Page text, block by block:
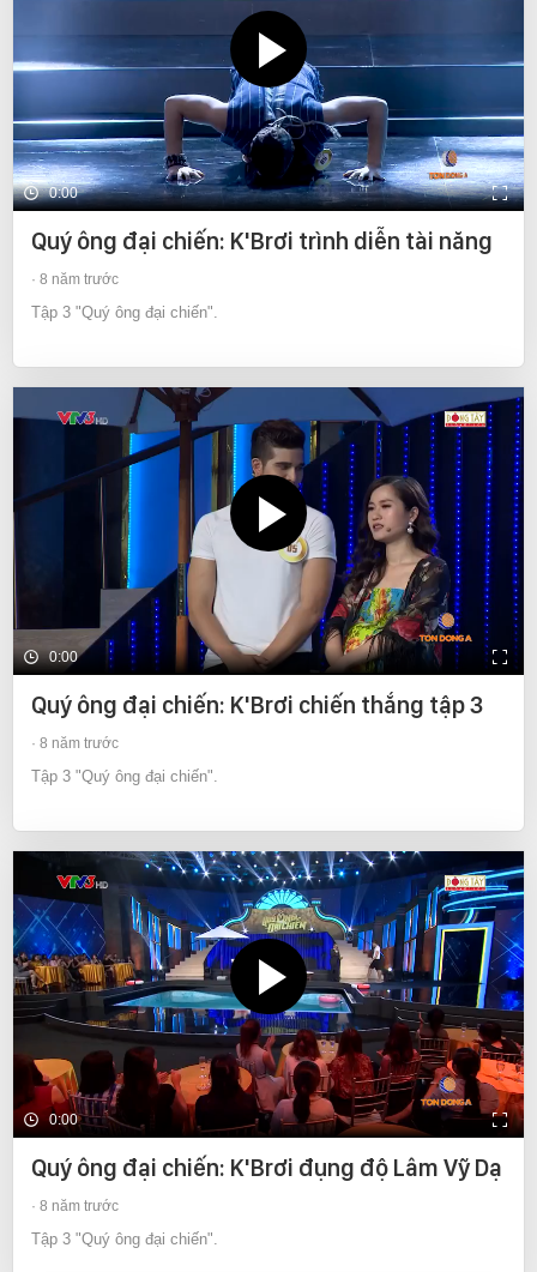
0:00
Quý ông đại chiến: K'Brơi trình diễn tài năng
8 năm trước
Tập 3 "Quý ông đại chiến".
0:00
Quý ông đại chiến: K'Brơi chiến thắng tập 3
8 năm trước
Tập 3 "Quý ông đại chiến".
0:00
Quý ông đại chiến: K'Brơi đụng độ Lâm Vỹ Dạ
8 năm trước
Tập 3 "Quý ông đại chiến".